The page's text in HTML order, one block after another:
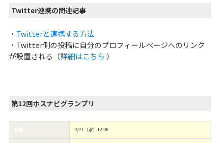
Twitter連携の関連記事
・ Twitterと連携する方法
・Twitter側の投稿に自分のプロフィールページへのリンク
が設置される（詳細はこちら ）
第12回ホスナビグランプリ
9/21（水）12:00